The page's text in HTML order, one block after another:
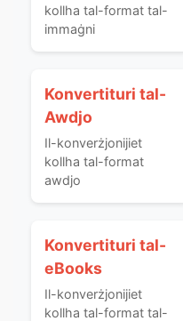
kollha tal-format tal-
immaġni
Konvertituri tal-
Awdjo
Il-konverżjonijiet
kollha tal-format
awdjo
Konvertituri tal-
eBooks
Il-konverżjonijiet
kollha tal-format tal-